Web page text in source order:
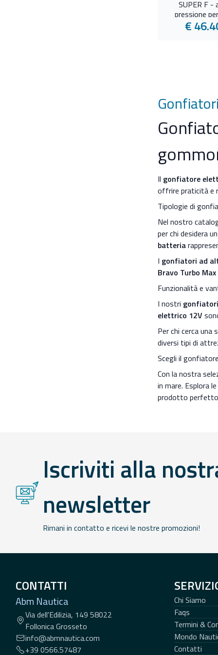
SUPER F -
pressione
€
Gonfiatori
Il gonfiatore
offrire praticità e
Tipologie di
Nel nostro
per chi desidera
batteria
I gonfiatori ad
Bravo Turbo Max
Funzionalità e
I nostri
elettrico 12V
Per chi cerca una
diversi tipi di
Scegli il
Con la nostra
in mare. Esplora
prodotto perfetto
Iscriviti alla
newsletter
Rimani in contatto e ricevi le nostre promozioni!
CONTATTI
Abm Nautica
Via dell'Edilizia, 149 58022
Follonica Grosseto
info@abmnautica.com
+39 0566.57487
Chi Siamo
Faqs
Termini &
Mondo
Contatti